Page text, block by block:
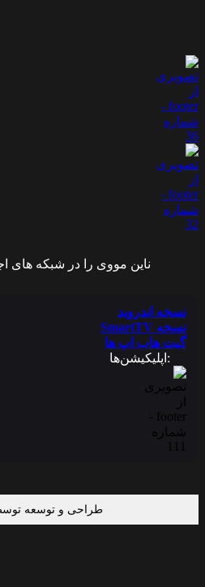
ناین مووی را در شبکه های
نسخه اندروید
نسخه SmartTV
گیت هاب اپ ها
:اپلیکیشن‌ها
طراحی و توسعه توسط